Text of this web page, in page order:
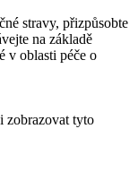
stravy, přizpůsobte
na základě
v oblasti péče o
zobrazovat tyto